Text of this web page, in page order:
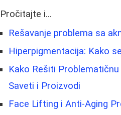
Pročitajte i...
Rešavanje problema sa
Hiperpigmentacija: Kako
Kako Rešiti
Saveti i Proizvodi
Face Lifting i Anti-Aging